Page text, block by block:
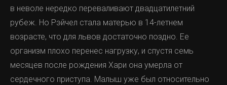
в неволе нередко переваливают двадцатилетний
рубеж. Но Рэйчел стала матерью в 14-летнем
возрасте, что для львов достаточно поздно. Ее
организм плохо перенес нагрузку, и спустя семь
месяцев после рождения Хари она умерла от
сердечного приступа. Малыш уже был относительно